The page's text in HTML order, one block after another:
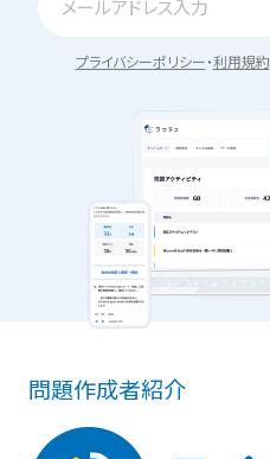
プライバシーポリシー・利用規約
問題作成者紹介